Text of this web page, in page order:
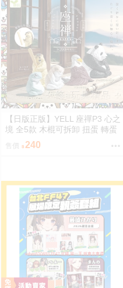
【日版正版】YELL 座禪P3 心之
境 全5款 木棍可拆卸 扭蛋 轉蛋
售價 240